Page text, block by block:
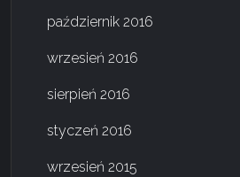
październik 2016
wrzesień 2016
sierpień 2016
styczeń 2016
wrzesień 2015